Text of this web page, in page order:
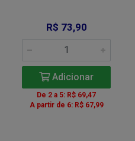
R$ 73,90
Adicionar
De 2 a 5: R$ 69,47
A partir de 6: R$ 67,99